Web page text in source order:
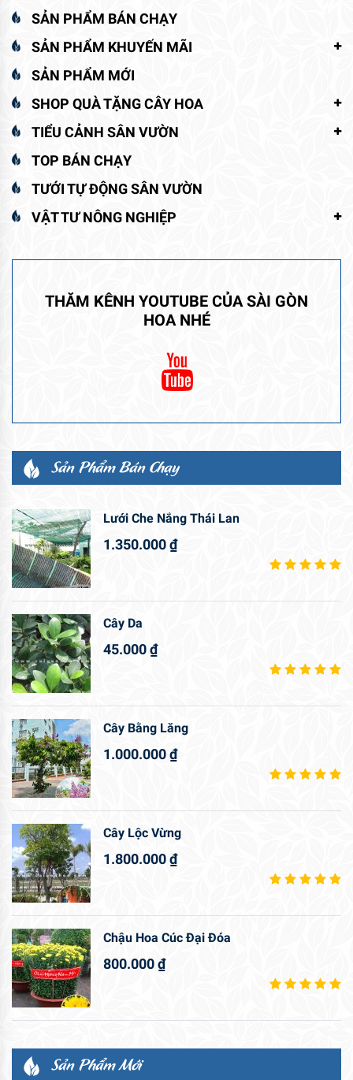
SẢN PHẨM BÁN CHẠY
SẢN PHẨM KHUYẾN MÃI
SẢN PHẨM MỚI
SHOP QUÀ TẶNG CÂY HOA
TIỂU CẢNH SÂN VƯỜN
TOP BÁN CHẠY
TƯỚI TỰ ĐỘNG SÂN VƯỜN
VẬT TƯ NÔNG NGHIỆP
THĂM KÊNH YOUTUBE CỦA SÀI GÒN
HOA NHÉ
Sản Phẩm Bán Chạy
Lưới Che Nắng Thái Lan
1.350.000₫
Cây Da
45.000₫
Cây Bằng Lăng
1.000.000₫
Cây Lộc Vừng
1.800.000₫
Chậu Hoa Cúc Đại Đóa
800.000₫
Sản Phẩm Mới